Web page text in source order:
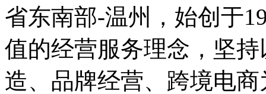
省东南部-温州，始创于
值的经营服务理念，坚
造、品牌经营、跨境电